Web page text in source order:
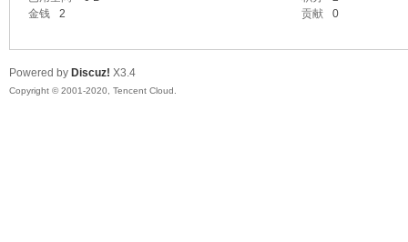
金钱
2 贡献 0
Powered by Discuz! X3.4
Copyright © 2001-2020, Tencent Cloud.